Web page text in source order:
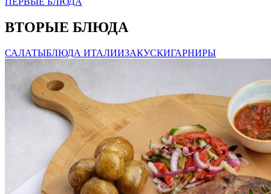
ВТОРЫЕ БЛЮДА
САЛАТЫБЛЮДА ИТАЛИИЗАКУСКИГАРНИРЫ